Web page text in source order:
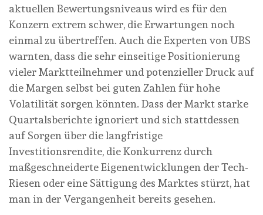
aktuellen Bewertungsniveaus wird es für den
Konzern extrem schwer, die Erwartungen noch
einmal zu übertreffen. Auch die Experten von UBS
warnten, dass die sehr einseitige Positionierung
vieler Marktteilnehmer und potenzieller Druck auf
die Margen selbst bei guten Zahlen für hohe
Volatilität sorgen könnten. Dass der Markt starke
Quartalsberichte ignoriert und sich stattdessen
auf Sorgen über die langfristige
Investitionsrendite, die Konkurrenz durch
maßgeschneiderte Eigenentwicklungen der Tech-
Riesen oder eine Sättigung des Marktes stürzt, hat
man in der Vergangenheit bereits gesehen.